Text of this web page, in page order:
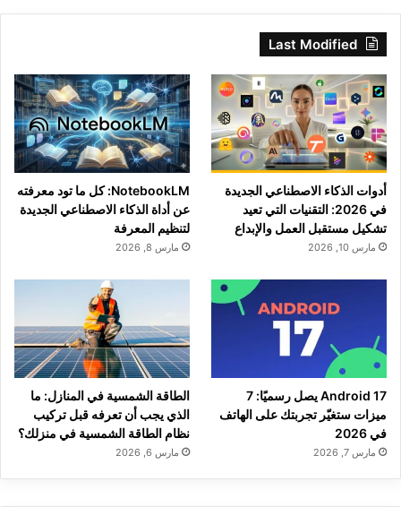
Last Modified
أدوات الذكاء الاصطناعي الجديدة
في 2026: التقنيات التي تعيد
تشكيل مستقبل العمل والإبداع
مارس 10, 2026
NotebookLM: كل ما تود معرفته
عن أداة الذكاء الاصطناعي الجديدة
لتنظيم المعرفة
مارس 8, 2026
Android 17 يصل رسميًا: 7
ميزات ستغيّر تجربتك على الهاتف
في 2026
مارس 7, 2026
الطاقة الشمسية في المنازل: ما
الذي يجب أن تعرفه قبل تركيب
نظام الطاقة الشمسية في منزلك؟
مارس 6, 2026